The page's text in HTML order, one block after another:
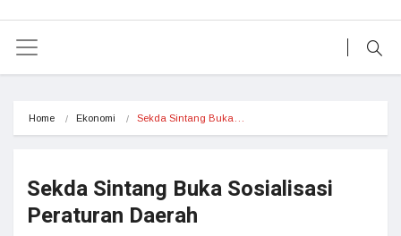
Home Ekonomi Sekda Sintang Buka…
Sekda Sintang Buka Sosialisasi
Peraturan Daerah